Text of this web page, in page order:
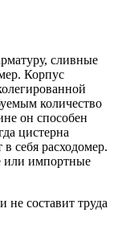
сливные
Корпус
количество
он способен
цистерна
себя расходомер.
или импортные
не составит труда